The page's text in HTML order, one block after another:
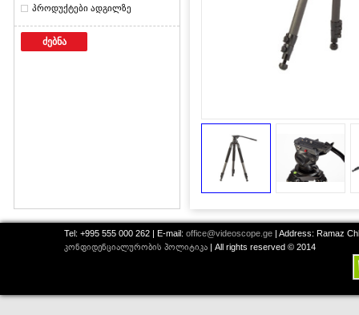
პროდუქტები ადგილზე
ძებნა
Tel: +995 555 000 262 | E-mail: office@videoscope.ge | Address: Ramaz
კონფიდენციალურობის პოლიტიკა | All rights reserved © 2014